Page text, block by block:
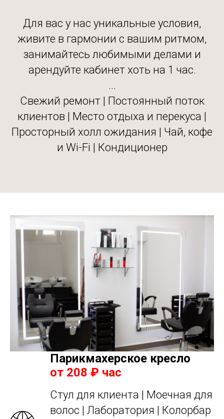
Для вас у нас уникальные условия,
живите в гармонии с вашим ритмом,
занимайтесь любимыми делами и
арендуйте кабинет хоть на 1 час.
...
Свежий ремонт | Постоянный поток
клиентов | Место отдыха и перекуса |
Просторный холл ожидания | Чай, кофе
и Wi-Fi | Кондиционер
Парикмахерское кресло
от 208 ₽ час
Стул для клиента | Моечная для
волоc | Лаборатория | Колорбар